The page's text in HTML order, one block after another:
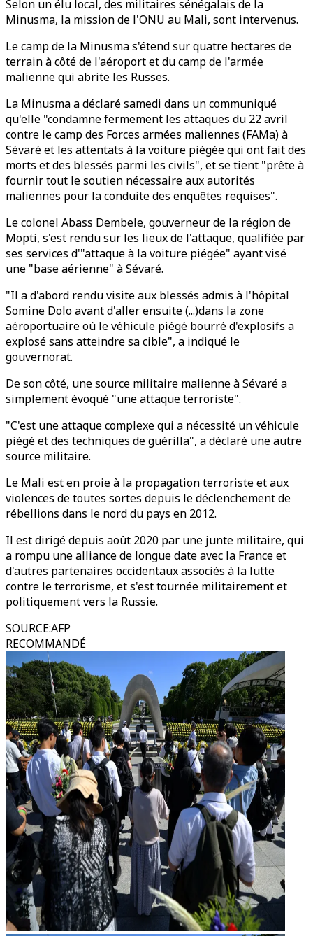
Selon un élu local, des militaires sénégalais de la
Minusma, la mission de l'ONU au Mali, sont intervenus.
Le camp de la Minusma s'étend sur quatre hectares de
terrain à côté de l'aéroport et du camp de l'armée
malienne qui abrite les Russes.
La Minusma a déclaré samedi dans un communiqué
qu'elle "condamne fermement les attaques du 22 avril
contre le camp des Forces armées maliennes (FAMa) à
Sévaré et les attentats à la voiture piégée qui ont fait des
morts et des blessés parmi les civils", et se tient "prête à
fournir tout le soutien nécessaire aux autorités
maliennes pour la conduite des enquêtes requises".
Le colonel Abass Dembele, gouverneur de la région de
Mopti, s'est rendu sur les lieux de l'attaque, qualifiée par
ses services d'"attaque à la voiture piégée" ayant visé
une "base aérienne" à Sévaré.
"Il a d'abord rendu visite aux blessés admis à l'hôpital
Somine Dolo avant d'aller ensuite (...)dans la zone
aéroportuaire où le véhicule piégé bourré d'explosifs a
explosé sans atteindre sa cible", a indiqué le
gouvernorat.
De son côté, une source militaire malienne à Sévaré a
simplement évoqué "une attaque terroriste".
"C'est une attaque complexe qui a nécessité un véhicule
piégé et des techniques de guérilla", a déclaré une autre
source militaire.
Le Mali est en proie à la propagation terroriste et aux
violences de toutes sortes depuis le déclenchement de
rébellions dans le nord du pays en 2012.
Il est dirigé depuis août 2020 par une junte militaire, qui
a rompu une alliance de longue date avec la France et
d'autres partenaires occidentaux associés à la lutte
contre le terrorisme, et s'est tournée militairement et
politiquement vers la Russie.
SOURCE:AFP
RECOMMANDÉ